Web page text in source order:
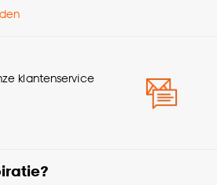
hiervoor onze
Japandi
klantenservice